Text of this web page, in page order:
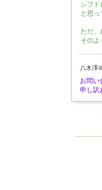
シフト
と思っ
ただ、
そのよ
八木澤
お問い
申し訳